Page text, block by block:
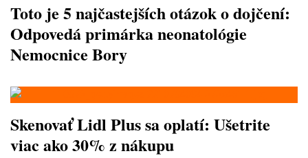
Toto je 5 najčastejších otázok o dojčení:
Odpovedá primárka neonatológie
Nemocnice Bory
Skenovať Lidl Plus sa oplatí: Ušetrite
viac ako 30% z nákupu